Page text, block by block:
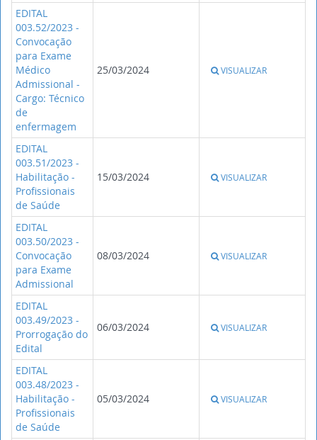
EDITAL
003.52/2023 -
Convocação
para Exame
Médico
Admissional -
Cargo: Técnico
de
enfermagem
25/03/2024 VISUALIZAR
EDITAL
003.51/2023 -
Habilitação -
Profissionais
de Saúde
15/03/2024 VISUALIZAR
EDITAL
003.50/2023 -
Convocação
para Exame
Admissional
08/03/2024 VISUALIZAR
EDITAL
003.49/2023 -
Prorrogação do
Edital
06/03/2024 VISUALIZAR
EDITAL
003.48/2023 -
Habilitação -
Profissionais
de Saúde
05/03/2024 VISUALIZAR